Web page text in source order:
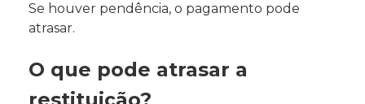
Se houver pendência, o pagamento pode
atrasar.
O que pode atrasar a